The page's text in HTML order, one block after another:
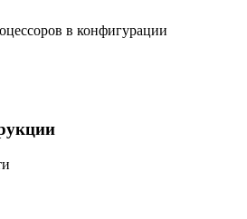
в конфигурации